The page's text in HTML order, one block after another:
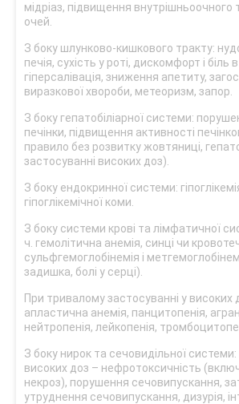
мідріаз, підвищення внутрішньоочного
очей.
З боку шлунково-кишкового тракту:
печія, сухість у роті, дискомфорт і біль в
гіперсалівація, зниження апетиту,
виразкової хвороби, метеоризм, запор.
З боку гепатобіліарної системи:
печінки, підвищення активності
правило без розвитку жовтяниці,
застосуванні високих доз).
З боку ендокринної системи:
гіпоглікемічної коми.
З боку системи крові та лімфатичної
ч. гемолітична анемія, синці чи
сульфгемоглобінемія і
задишка, болі у серці).
При тривалому застосуванні у високих
апластична анемія, панцитопенія,
нейтропенія, лейкопенія,
З боку нирок та сечовидільної
високих доз – нефротоксичність
некроз), порушення сечовипускання,
утруднення сечовипускання, дизурія,